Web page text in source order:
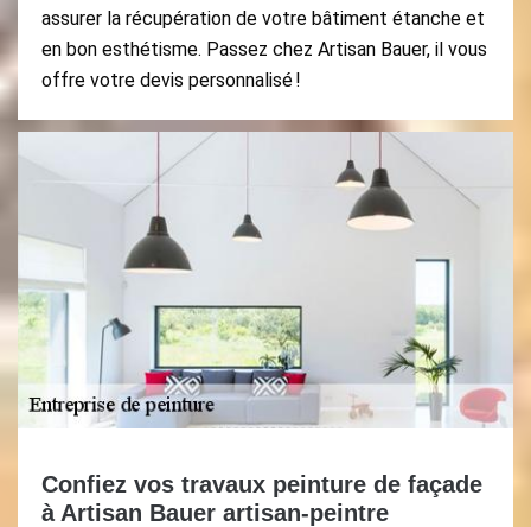
assurer la récupération de votre bâtiment étanche et
en bon esthétisme. Passez chez Artisan Bauer, il vous
offre votre devis personnalisé !
Confiez vos travaux peinture de façade
à Artisan Bauer artisan-peintre